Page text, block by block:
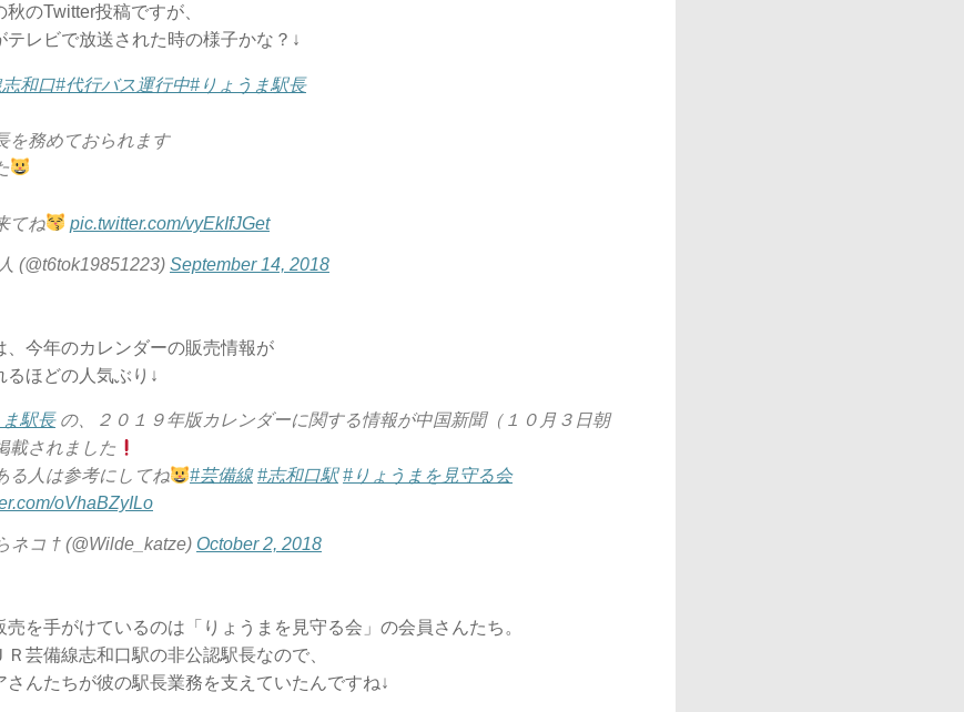
のTwitter投稿ですが、
テレビで放送された時の様子かな？↓
和口#代行バス運行中#りょうま駅長
を務めておられます
てね pic.twitter.com/vyEkIfJGet
(@t6tok19851223) September 14, 2018
、今年のカレンダーの販売情報が
るほどの人気ぶり↓
駅長の、２０１９年版カレンダーに関する情報が中国新聞（１０月３日朝
載されました
る人は参考にしてね
#芸備線 #志和口駅 #りょうまを見守る会
oVhaBZyILo
ネコ † (@Wilde_katze) October 2, 2018
売を手がけているのは「りょうまを見守る会」の会員さんたち。
Ｒ芸備線志和口駅の非公認駅長なので、
さんたちが彼の駅長業務を支えていたんですね↓